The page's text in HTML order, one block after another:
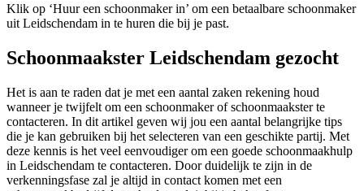
Klik op ‘Huur een schoonmaker in’ om een betaalbare schoonmaker
uit Leidschendam in te huren die bij je past.
Schoonmaakster Leidschendam gezocht
Het is aan te raden dat je met een aantal zaken rekening houd
wanneer je twijfelt om een schoonmaker of schoonmaakster te
contacteren. In dit artikel geven wij jou een aantal belangrijke tips
die je kan gebruiken bij het selecteren van een geschikte partij. Met
deze kennis is het veel eenvoudiger om een goede schoonmaakhulp
in Leidschendam te contacteren. Door duidelijk te zijn in de
verkenningsfase zal je altijd in contact komen met een